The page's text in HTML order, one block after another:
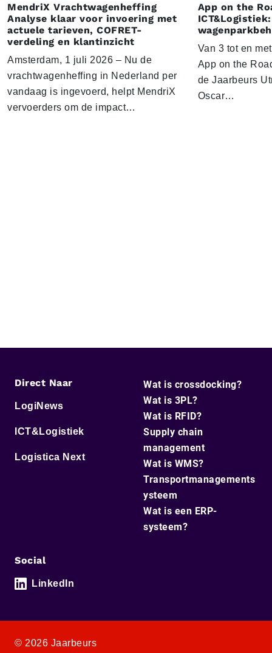
MendriX Vrachtwagenheffing
Analyse klaar voor invoering met
actuele tarieven, COFRET-
verdeling en klantinzicht
Amsterdam, 1 juli 2026 – Nu de
vrachtwagenheffing in Nederland per
vandaag is ingevoerd, helpt MendriX
vervoerders om de impact…
App on the
Van 3 tot en
App on the
de Jaarbeurs
Oscar…
Direct Naar
LogiNews
ICT&Logistiek
Logistica Next
Wat is crossdocking?
Wat is 3PL?
Wat is RFID?
Supply chain
management
Wat is WMS?
Transportmanagements
ysteem
Wat is een ERP-
systeem?
Social
LinkedIn
© 2026 Jaarbeurs